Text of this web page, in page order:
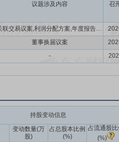
议题涉及内容 召
关联交易议案,利润分配方案,年度报告(摘要)议案
董事换届议案
-
持股变动信息
变动数量(万
股)
占总股本比例
(%)
占流通股
(%)